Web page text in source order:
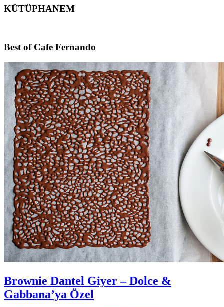
KÜTÜPHANEM
Footer
Best of Cafe Fernando
Brownie Dantel Giyer – Dolce &
Gabbana’ya Özel